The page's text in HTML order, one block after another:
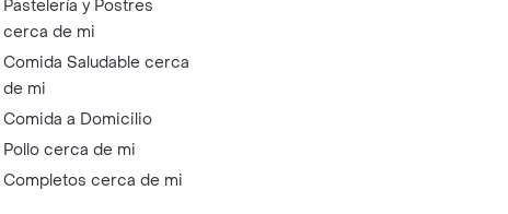
Pastelería y Postres
cerca de mi
Comida Saludable cerca
de mi
Comida a Domicilio
Pollo cerca de mi
Completos cerca de mi